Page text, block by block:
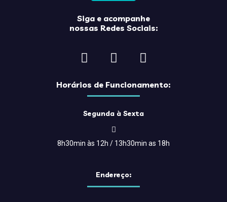
Siga e acompanhe
nossas Redes Sociais:
Horários de Funcionamento:
Segunda à Sexta
8h30min às 12h / 13h30min as 18h
Endereço: